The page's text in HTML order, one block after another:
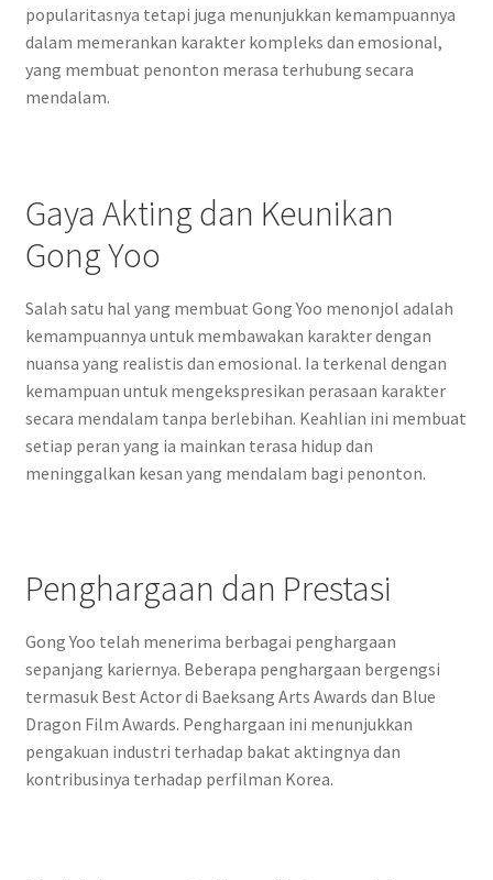
popularitasnya tetapi juga menunjukkan kemampuannya
dalam memerankan karakter kompleks dan emosional,
yang membuat penonton merasa terhubung secara
mendalam.
Gaya Akting dan Keunikan
Gong Yoo
Salah satu hal yang membuat Gong Yoo menonjol adalah
kemampuannya untuk membawakan karakter dengan
nuansa yang realistis dan emosional. Ia terkenal dengan
kemampuan untuk mengekspresikan perasaan karakter
secara mendalam tanpa berlebihan. Keahlian ini membuat
setiap peran yang ia mainkan terasa hidup dan
meninggalkan kesan yang mendalam bagi penonton.
Penghargaan dan Prestasi
Gong Yoo telah menerima berbagai penghargaan
sepanjang kariernya. Beberapa penghargaan bergengsi
termasuk Best Actor di Baeksang Arts Awards dan Blue
Dragon Film Awards. Penghargaan ini menunjukkan
pengakuan industri terhadap bakat aktingnya dan
kontribusinya terhadap perfilman Korea.